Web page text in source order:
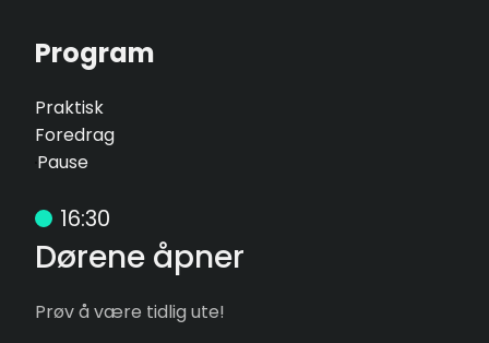
Program
Praktisk
Foredrag
Pause
16:30
Dørene åpner
Prøv å være tidlig ute!